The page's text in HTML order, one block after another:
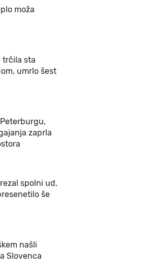
moža
trčila sta
umrlo šest
zaprla
spolni ud,
še
našli
Slovenca